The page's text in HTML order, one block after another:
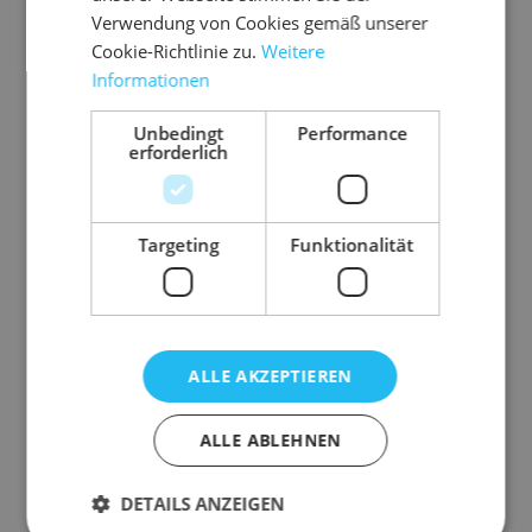
Material
Folie
Noppe
10 mm
Zubehör-Artikel
Verwendung von Cookies gemäß unserer
Cookie-Richtlinie zu.Weitere
Informationen
Unbedingt
erforderlich
Performance
Targeting Funktionalität
ALLE AKZEPTIEREN
ALLE ABLEHNEN
DETAILS ANZEIGEN